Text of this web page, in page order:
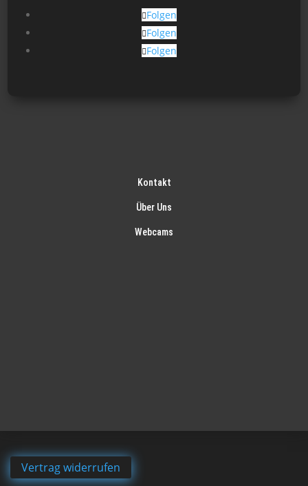
Folgen
Folgen
Folgen
Kontakt
Über Uns
Webcams
Vertrag widerrufen